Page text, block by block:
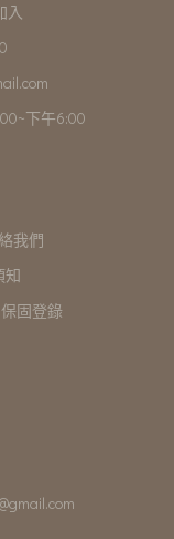
入
下午6:00
我們
知
保固登錄